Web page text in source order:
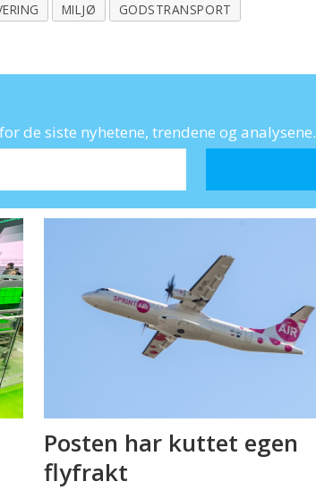
MILJØ GODSTRANSPORT
de siste nyhetene, trendene og analysene.
Posten har kuttet egen
flyfrakt